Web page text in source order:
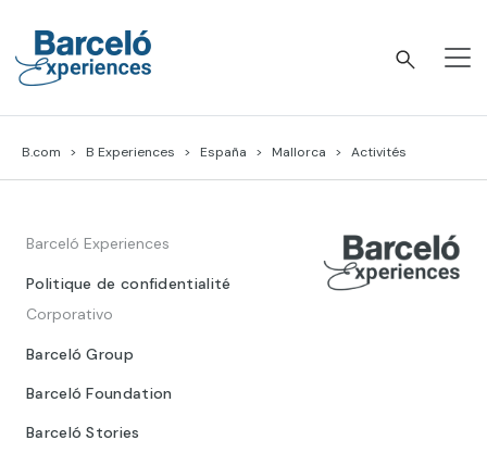
content
B.com B Experiences España Mallorca Activités
Barceló Experiences
Politique de confidentialité
Corporativo
Barceló Group
Barceló Foundation
Barceló Stories